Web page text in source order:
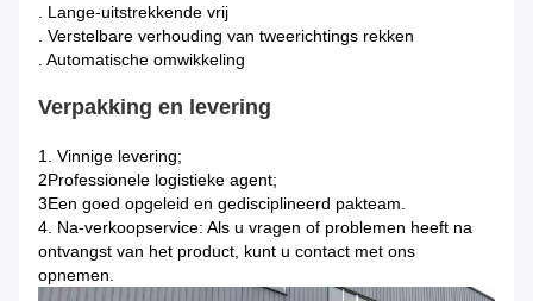
. Lange-uitstrekkende vrij
. Verstelbare verhouding van tweerichtings rekken
. Automatische omwikkeling
Verpakking en levering
1. Vinnige levering;
2Professionele logistieke agent;
3Een goed opgeleid en gedisciplineerd pakteam.
4. Na-verkoopservice: Als u vragen of problemen heeft na
ontvangst van het product, kunt u contact met ons
opnemen.